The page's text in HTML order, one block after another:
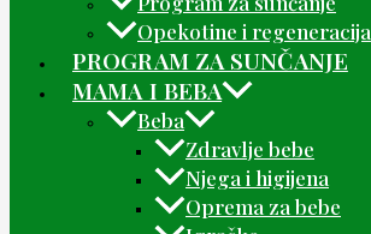
Opekotine i regeneracija
PROGRAM ZA SUNČANJE
MAMA I BEBA
Beba
Zdravlje bebe
Njega i higijena
Oprema za bebe